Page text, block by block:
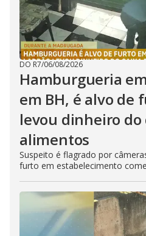
DO R7/06/08/2026
Hamburgueria
em BH, é alvo de
levou dinheiro do
alimentos
Suspeito é flagrado por
furto em estabelecimento